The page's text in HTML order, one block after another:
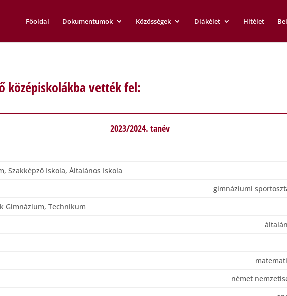
Főoldal Dokumentumok Közösségek Diákélet Hitélet
középiskolákba vették fel:
2023/2024. tanév
Szakképző Iskola, Általános Iskola
gimnáziumi
Gimnázium, Technikum
német